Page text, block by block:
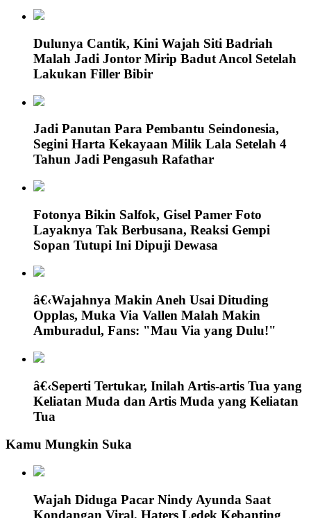
Dulunya Cantik, Kini Wajah Siti Badriah
Malah Jadi Jontor Mirip Badut Ancol Setelah
Lakukan Filler Bibir
Jadi Panutan Para Pembantu Seindonesia,
Segini Harta Kekayaan Milik Lala Setelah 4
Tahun Jadi Pengasuh Rafathar
Fotonya Bikin Salfok, Gisel Pamer Foto
Layaknya Tak Berbusana, Reaksi Gempi
Sopan Tutupi Ini Dipuji Dewasa
â€‹Wajahnya Makin Aneh Usai Dituding
Opplas, Muka Via Vallen Malah Makin
Amburadul, Fans: "Mau Via yang Dulu!"
â€‹Seperti Tertukar, Inilah Artis-artis Tua yang
Keliatan Muda dan Artis Muda yang Keliatan
Tua
Kamu Mungkin Suka
Wajah Diduga Pacar Nindy Ayunda Saat
Kondangan Viral, Haters Ledek Kebanting